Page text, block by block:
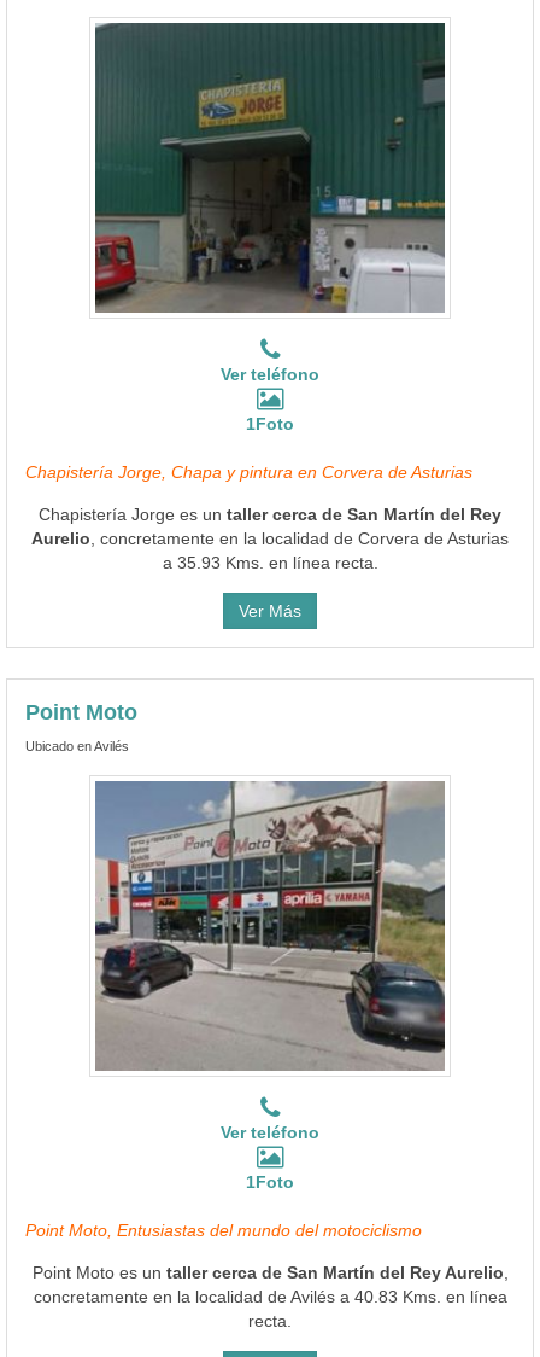
Ver teléfono
1Foto
Chapistería Jorge, Chapa y pintura en Corvera de Asturias
Chapistería Jorge es un taller cerca de San Martín del Rey
Aurelio , concretamente en la localidad de Corvera de Asturias
a 35.93 Kms. en línea recta.
Ver Más
Point Moto
Ubicado en Avilés
Ver teléfono
1Foto
Point Moto, Entusiastas del mundo del motociclismo
Point Moto es un taller cerca de San Martín del Rey Aurelio
concretamente en la localidad de Avilés a 40.83 Kms. en línea
recta.